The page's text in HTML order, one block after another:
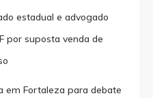
estadual e advogado
por suposta venda de
em Fortaleza para debate